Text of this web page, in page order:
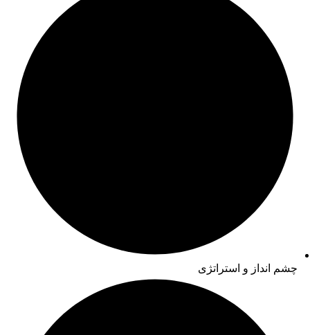
چشم انداز و استراتژی